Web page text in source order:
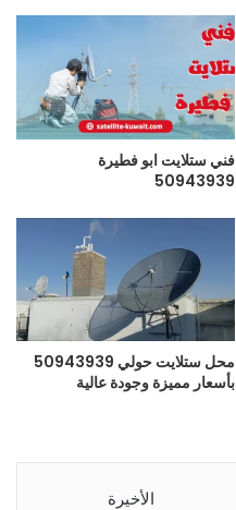
فني ستلايت ابو فطيرة
50943939
بأسعار مميزة وجودة عالية
الأخيرة